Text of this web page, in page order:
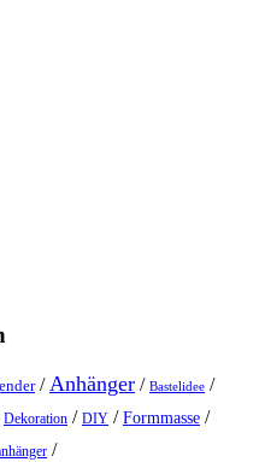
/Anhänger / Bastelidee /
Dekoration / DIY /Formmasse /
/